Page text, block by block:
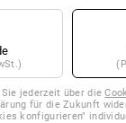
Sie jederzeit über die
für die Zukunft
konfigurieren"